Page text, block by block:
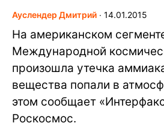
Ауслендер Дмитрий ∙ 14.01.2015
На американском
Международной
произошла утечка
вещества попали в
этом сообщает
Роскосмос.